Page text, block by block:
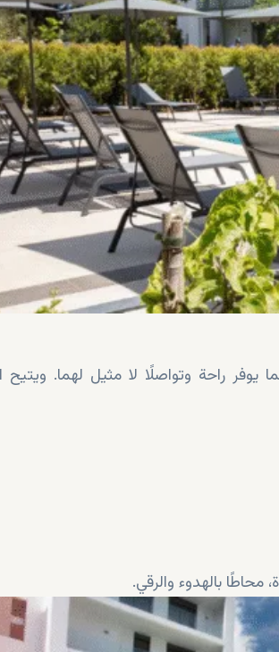
راحة وتواصلًا لا مثيل لهما. ويتيح
بالهدوء والرقي.